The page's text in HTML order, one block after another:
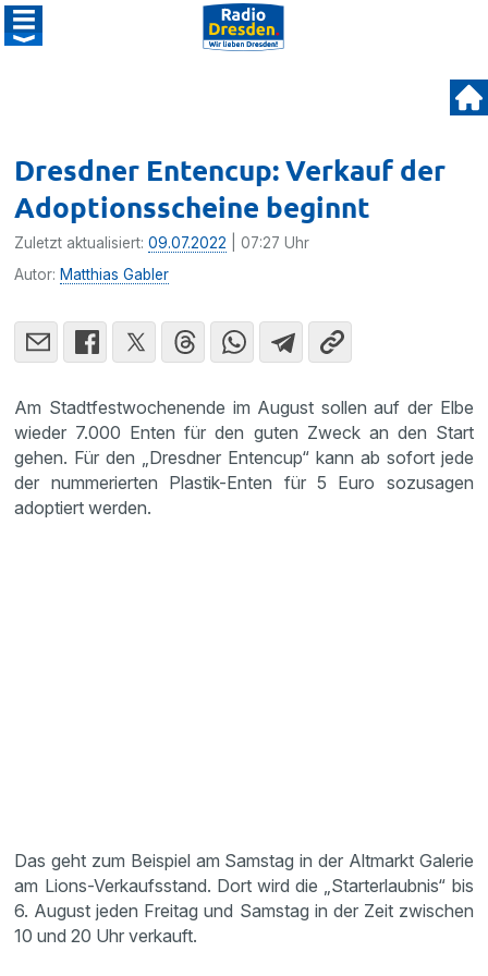
Dresdner Entencup: Verkauf der
Adoptionsscheine beginnt
Zuletzt aktualisiert:09.07.2022 | 07:27 Uhr
Autor: Matthias Gabler
Am Stadtfestwochenende im August sollen auf der Elbe
wieder 7.000 Enten für den guten Zweck an den Start
gehen. Für den „Dresdner Entencup“ kann ab sofort jede
der nummerierten Plastik-Enten für 5 Euro sozusagen
adoptiert werden.
Das geht zum Beispiel am Samstag in der Altmarkt Galerie
am Lions-Verkaufsstand. Dort wird die „Starterlaubnis“ bis
6. August jeden Freitag und Samstag in der Zeit zwischen
10 und 20 Uhr verkauft.